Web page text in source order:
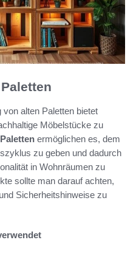
alten Paletten bietet
Möbelstücke zu
ermöglichen es, dem
zu geben und dadurch
in Wohnräumen zu
sollte man darauf achten,
Sicherheitshinweise zu